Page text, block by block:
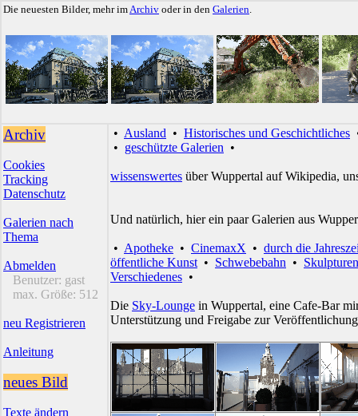
Die neuesten Bilder, mehr imArchiv oder in den Galerien.
Archiv
Cookies
Tracking
Datenschutz
Galerien nach
Thema
Abmelden
Benutzer: gast
max. Größe: 512
neu Registrieren
Anleitung
neues Bild
Texte ändern
• Ausland • Historisches und Geschichtliches
• geschützte Galerien •
wissenswertes über Wuppertal auf Wikipedia,
Und natürlich, hier ein paar Galerien aus
• Apotheke • CinemaxX • durch die
öffentliche Kunst • Schwebebahn •
Verschiedenes •
Die Sky-Lounge in Wuppertal, eine Cafe-Bar
Unterstützung und Freigabe zur